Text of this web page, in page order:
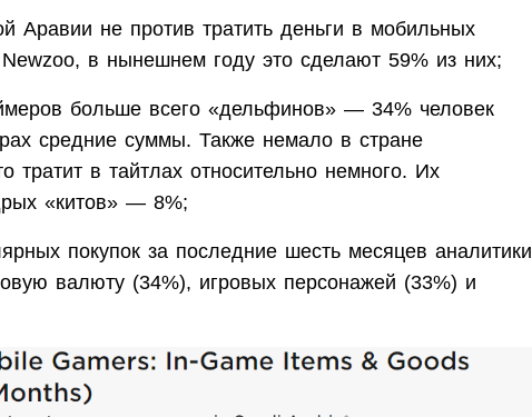
Аравии не против тратить деньги в мобильных
в нынешнем году это сделают 59% из них;
больше всего «дельфинов» — 34% человек
средние суммы. Также немало в стране
тратит в тайтлах относительно немного. Их
«китов» — 8%;
покупок за последние шесть месяцев аналитики
валюту (34%), игровых персонажей (33%) и